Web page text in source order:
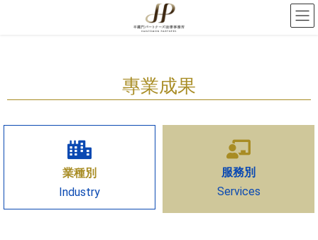
專業成果
業種別
Industry
服務別
Services